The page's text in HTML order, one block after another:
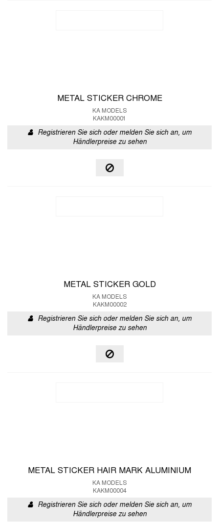
METAL STICKER CHROME
KA MODELS
KAKM00001
Registrieren Sie sich oder melden Sie sich an, um
Händlerpreise zu sehen
METAL STICKER GOLD
KA MODELS
KAKM00002
Registrieren Sie sich oder melden Sie sich an, um
Händlerpreise zu sehen
METAL STICKER HAIR MARK ALUMINIUM
KA MODELS
KAKM00004
Registrieren Sie sich oder melden Sie sich an, um
Händlerpreise zu sehen